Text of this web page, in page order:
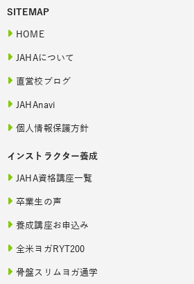
SITEMAP
HOME
JAHAについて
直営校ブログ
JAHAnavi
個人情報保護方針
インストラクター養成
JAHA資格講座一覧
卒業生の声
養成講座お申込み
全米ヨガRYT200
骨盤スリムヨガ通学